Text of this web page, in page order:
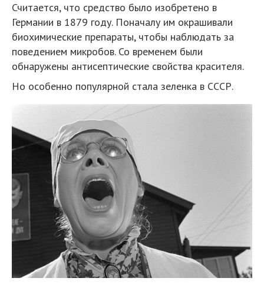
Считается, что средство было изобретено в
Германии в 1879 году. Поначалу им окрашивали
биохимические препараты, чтобы наблюдать за
поведением микробов. Со временем были
обнаружены антисептические свойства красителя.
Но особенно популярной стала зеленка в СССР.